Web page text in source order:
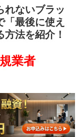
れないブラッ
「最後に使え
法を紹介！
業者